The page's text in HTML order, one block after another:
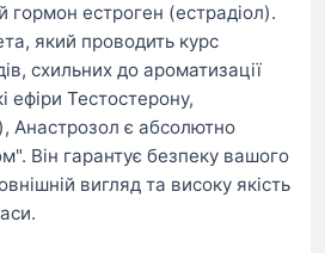
гормон естроген (естрадіол).
який проводить курс
схильних до ароматизації
ефіри Тестостерону,
Анастрозол є абсолютно
Він гарантує безпеку вашого
вигляд та високу якість